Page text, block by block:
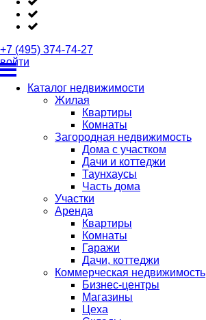
+7 (495) 374-74-27
войти
Каталог недвижимости
Жилая
Квартиры
Комнаты
Загородная недвижимость
Дома с участком
Дачи и коттеджи
Таунхаусы
Часть дома
Участки
Аренда
Квартиры
Комнаты
Гаражи
Дачи, коттеджи
Коммерческая недвижимость
Бизнес-центры
Магазины
Цеха